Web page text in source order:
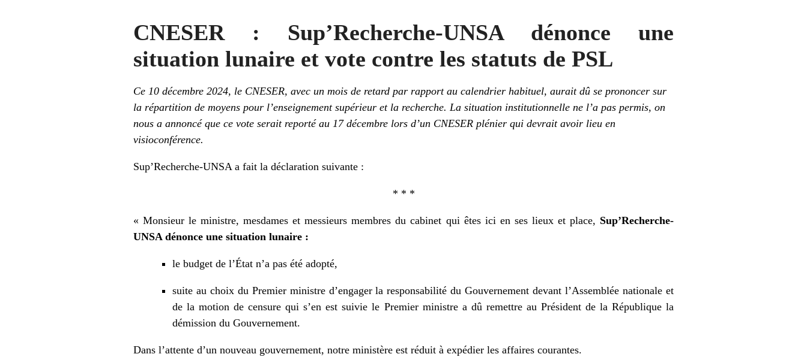
CNESER : Sup’Recherche-UNSA dénonce une
situation lunaire et vote contre les statuts de PSL
Ce 10 décembre 2024, le CNESER, avec un mois de retard par rapport au calendrier habituel, aurait dû se prononcer sur
la répartition de moyens pour l’enseignement supérieur et la recherche. La situation institutionnelle ne l’a pas permis, on
nous a annoncé que ce vote serait reporté au 17 décembre lors d’un CNESER plénier qui devrait avoir lieu en
visioconférence.
Sup’Recherche-UNSA a fait la déclaration suivante :
* * *
« Monsieur le ministre, mesdames et messieurs membres du cabinet qui êtes ici en ses lieux et place, Sup’Recherche-
UNSA dénonce une situation lunaire :
le budget de l’État n’a pas été adopté,
suite au choix du Premier ministre d’engager la responsabilité du Gouvernement devant l’Assemblée nationale et
de la motion de censure qui s’en est suivie le Premier ministre a dû remettre au Président de la République la
démission du Gouvernement.
Dans l’attente d’un nouveau gouvernement, notre ministère est réduit à expédier les affaires courantes.